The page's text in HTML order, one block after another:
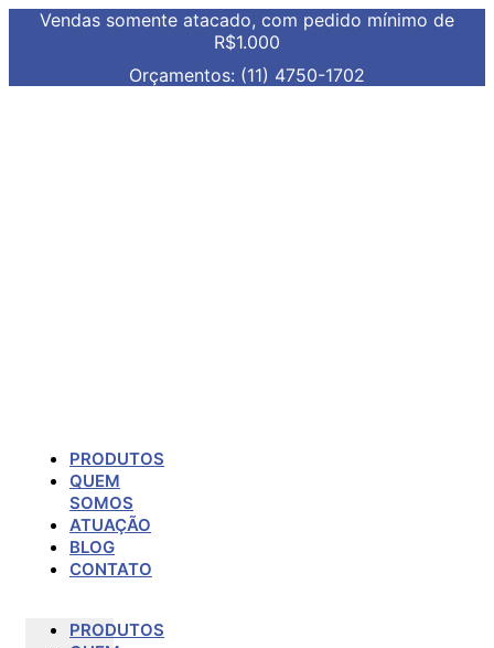
Vendas somente atacado, com pedido mínimo de
R$1.000
Orçamentos: (11) 4750-1702
PRODUTOS
QUEM
SOMOS
ATUAÇÃO
BLOG
CONTATO
PRODUTOS